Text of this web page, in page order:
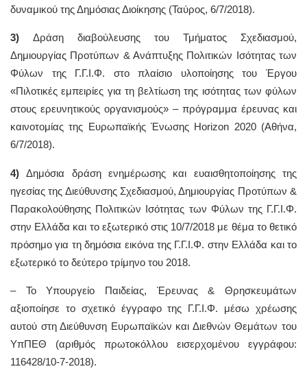
δυναμικού της Δημόσιας Διοίκησης (Ταύρος, 6/7/2018).
3) Δράση διαβούλευσης του Τμήματος Σχεδιασμού,
Δημιουργίας Προτύπων & Ανάπτυξης Πολιτικών Ισότητας των
Φύλων της Γ.Γ.Ι.Φ. στο πλαίσιο υλοποίησης του Έργου
«Πιλοτικές εμπειρίες για τη βελτίωση της ισότητας των φύλων
στους ερευνητικούς οργανισμούς» – πρόγραμμα έρευνας και
καινοτομίας της Ευρωπαϊκής Ένωσης Horizon 2020 (Αθήνα,
6/7/2018).
4) Δημόσια δράση ενημέρωσης και ευαισθητοποίησης της
ηγεσίας της Διεύθυνσης Σχεδιασμού, Δημιουργίας Προτύπων &
Παρακολούθησης Πολιτικών Ισότητας των Φύλων της Γ.Γ.Ι.Φ.
στην Ελλάδα και το εξωτερικό στις 10/7/2018 με θέμα το θετικό
πρόσημο για τη δημόσια εικόνα της Γ.Γ.Ι.Φ. στην Ελλάδα και το
εξωτερικό το δεύτερο τρίμηνο του 2018.
– To Υπουργείο Παιδείας, Έρευνας & Θρησκευμάτων
αξιοποίησε το σχετικό έγγραφο της Γ.Γ.Ι.Φ. μέσω χρέωσης
αυτού στη Διεύθυνση Ευρωπαϊκών και Διεθνών Θεμάτων του
ΥπΠΕΘ (αριθμός πρωτοκόλλου εισερχομένου εγγράφου:
116428/10-7-2018).